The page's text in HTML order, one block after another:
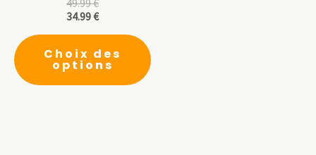
49.99€
34.99€
Choix des
options
produit